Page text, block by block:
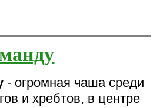
- огромная чаша среди
и хребтов, в центре